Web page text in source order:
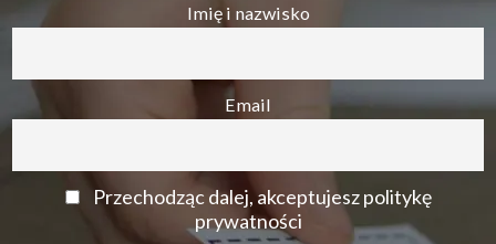
Imię i nazwisko
Email
Przechodząc dalej, akceptujesz politykę
prywatności